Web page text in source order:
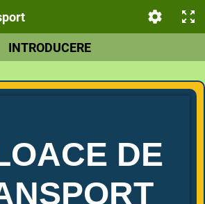
INTRODUCERE
DE